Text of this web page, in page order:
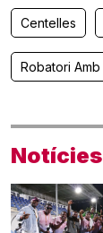
Centelles
Robatori